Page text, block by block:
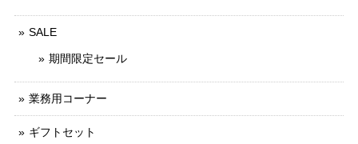
SALE
期間限定セール
業務用コーナー
ギフトセット